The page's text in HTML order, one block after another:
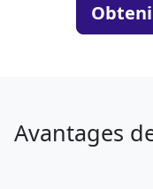
Avantages